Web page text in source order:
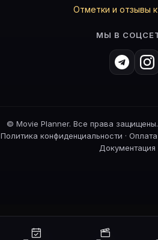
Отметки и отзывы
МЫ В
© Movie Planner. Все права защищены.
Политика конфиденциальности ·
Документация